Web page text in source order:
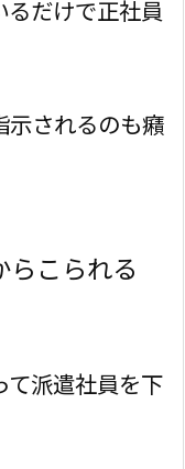
だけで正社員
示されるのも癪
こられる
て派遣社員を下